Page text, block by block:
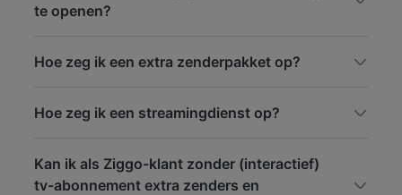
te openen?
Hoe zeg ik een extra zenderpakket op?
Hoe zeg ik een streamingdienst op?
Kan ik als Ziggo-klant zonder (interactief)
tv-abonnement extra zenders en